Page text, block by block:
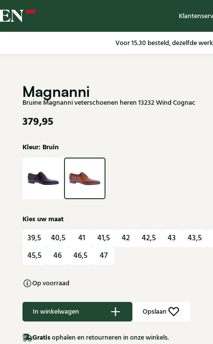
Gratis verzending in NL vanaf
Magnanni
Bruine Magnanni veterschoenen heren 13232 Wind Cognac
379,95
Kleur: Bruin
Kies uw maat
39,5 40,5 41 41,5 42 42,5 43 43,5
45,5
46 46,5 47
Op voorraad
In winkelwagen Opslaan
Gratisophalen en retourneren in onze winkels.